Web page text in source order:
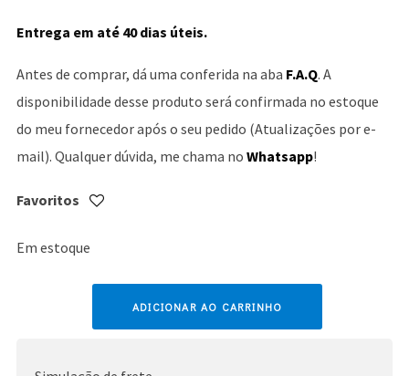
Entrega em até 40 dias úteis.
Antes de comprar, dá uma conferida na aba F.A.Q. A
disponibilidade desse produto será confirmada no estoque
do meu fornecedor após o seu pedido (Atualizações por e-
mail). Qualquer dúvida, me chama no Whatsapp!
Favoritos
Em estoque
ADICIONAR AO CARRINHO